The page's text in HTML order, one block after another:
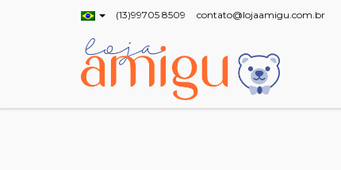
(13)99705 8509 contato@lojaamigu.com.br